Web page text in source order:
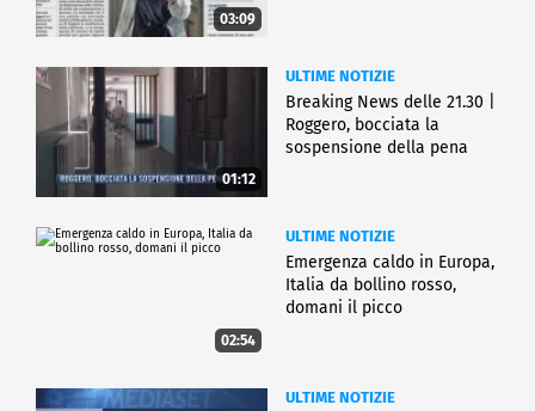
03:09
01:12
ULTIME NOTIZIE
Breaking News delle 21.30 |
Roggero, bocciata la
sospensione della pena
02:54
ULTIME NOTIZIE
Emergenza caldo in Europa,
Italia da bollino rosso,
domani il picco
ULTIME NOTIZIE